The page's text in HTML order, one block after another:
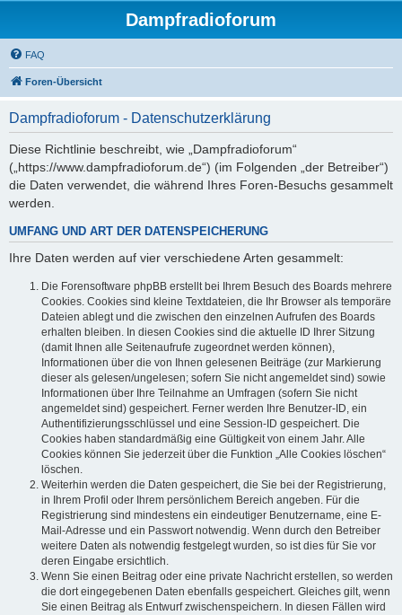
Dampfradioforum
FAQ
Foren-Übersicht
Dampfradioforum - Datenschutzerklärung
Diese Richtlinie beschreibt, wie „Dampfradioforum“
(„https://www.dampfradioforum.de“) (im Folgenden „der Betreiber“)
die Daten verwendet, die während Ihres Foren-Besuchs gesammelt
werden.
UMFANG UND ART DER DATENSPEICHERUNG
Ihre Daten werden auf vier verschiedene Arten gesammelt:
Die Forensoftware phpBB erstellt bei Ihrem Besuch des Boards mehrere
Cookies. Cookies sind kleine Textdateien, die Ihr Browser als temporäre
Dateien ablegt und die zwischen den einzelnen Aufrufen des Boards
erhalten bleiben. In diesen Cookies sind die aktuelle ID Ihrer Sitzung
(damit Ihnen alle Seitenaufrufe zugeordnet werden können),
Informationen über die von Ihnen gelesenen Beiträge (zur Markierung
dieser als gelesen/ungelesen; sofern Sie nicht angemeldet sind) sowie
Informationen über Ihre Teilnahme an Umfragen (sofern Sie nicht
angemeldet sind) gespeichert. Ferner werden Ihre Benutzer-ID, ein
Authentifizierungsschlüssel und eine Session-ID gespeichert. Die
Cookies haben standardmäßig eine Gültigkeit von einem Jahr. Alle
Cookies können Sie jederzeit über die Funktion „Alle Cookies löschen“
löschen.
Weiterhin werden die Daten gespeichert, die Sie bei der Registrierung,
in Ihrem Profil oder Ihrem persönlichem Bereich angeben. Für die
Registrierung sind mindestens ein eindeutiger Benutzername, eine E-
Mail-Adresse und ein Passwort notwendig. Wenn durch den Betreiber
weitere Daten als notwendig festgelegt wurden, so ist dies für Sie vor
deren Eingabe ersichtlich.
Wenn Sie einen Beitrag oder eine private Nachricht erstellen, so werden
die dort eingegebenen Daten ebenfalls gespeichert. Gleiches gilt, wenn
Sie einen Beitrag als Entwurf zwischenspeichern. In diesen Fällen wird